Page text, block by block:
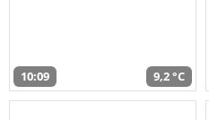
10:09 9,2 °C